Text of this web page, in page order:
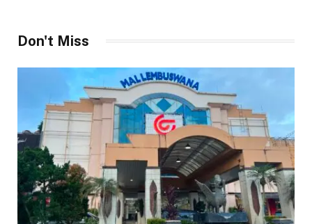
Don't Miss